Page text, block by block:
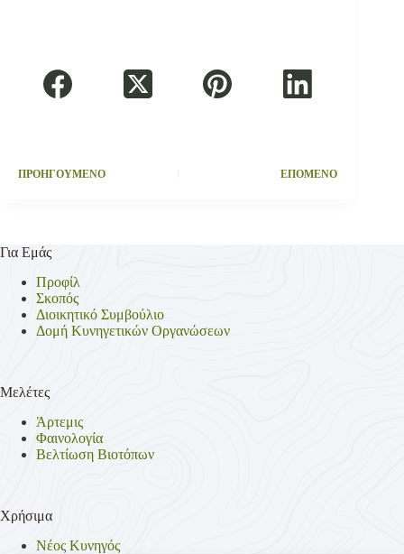
ΠΡΟΗΓΟΥΜΕΝΟ ΕΠΟΜΕΝΟ
Για Εμάς
Προφίλ
Σκοπός
Διοικητικό Συμβούλιο
Δομή Κυνηγετικών Οργανώσεων
Μελέτες
Άρτεμις
Φαινολογία
Βελτίωση Βιοτόπων
Χρήσιμα
Νέος Κυνηγός